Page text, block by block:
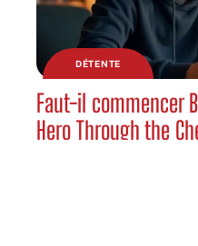
DÉTENTE
Faut-il commencer
Hero Through the